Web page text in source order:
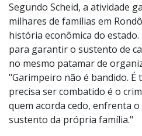
Segundo Scheid, a atividade
milhares de famílias em
história econômica do
para garantir o sustento de
no mesmo patamar de
"Garimpeiro não é bandido. É
precisa ser combatido é o
quem acorda cedo, enfrenta
sustento da própria família."